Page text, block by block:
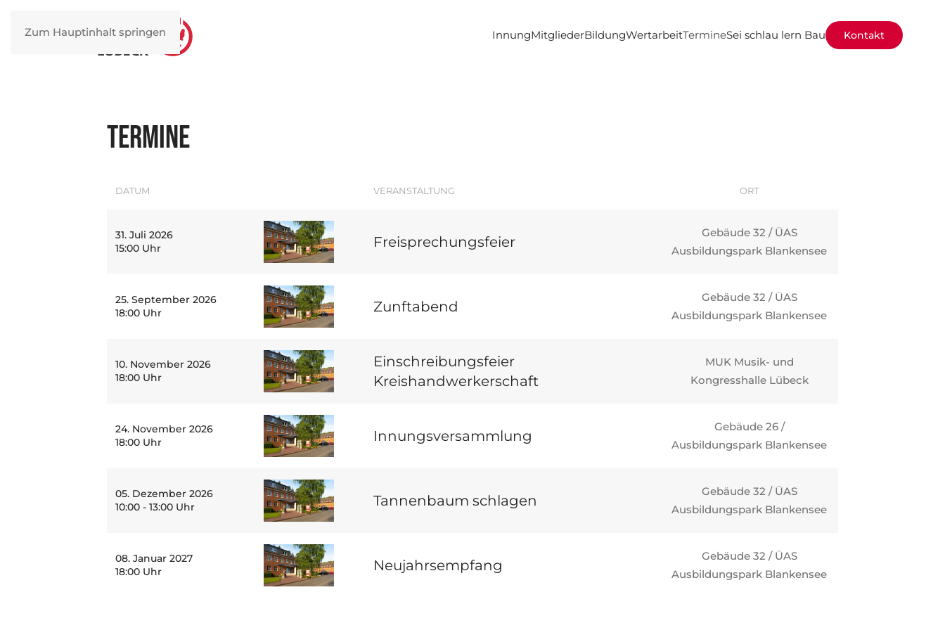
Zum Hauptinhalt springen InnungMitgliederBildungWertarbeitTermineSei schlau lern Bau Kontakt
Termine
DATUM VERANSTALTUNG ORT
31. Juli 2026
15:00 Uhr
Freisprechungsfeier
Gebäude 32 / ÜAS
Ausbildungspark Blankensee
25. September 2026
18:00 Uhr
Zunftabend
Gebäude 32 / ÜAS
Ausbildungspark Blankensee
10. November 2026
18:00 Uhr
Einschreibungsfeier
Kreishandwerkerschaft
MUK Musik- und
Kongresshalle Lübeck
24. November 2026
18:00 Uhr
Innungsversammlung
Gebäude 26 /
Ausbildungspark Blankensee
05. Dezember 2026
10:00 - 13:00 Uhr
Tannenbaum schlagen
Gebäude 32 / ÜAS
Ausbildungspark Blankensee
08. Januar 2027
18:00 Uhr
Neujahrsempfang
Gebäude 32 / ÜAS
Ausbildungspark Blankensee